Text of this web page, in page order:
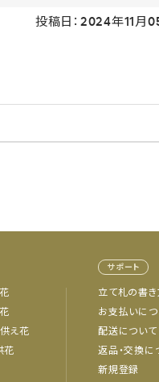
投稿日：2024年11月
え花
花
サポート
立て札の書
お支払いにつ
配送について
返品・交換に
新規登録